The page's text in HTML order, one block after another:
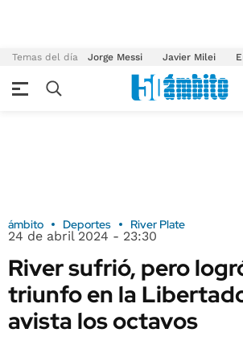
Temas del día Jorge Messi Javier Milei
ámbito Deportes River Plate
24 de abril 2024 - 23:30
River sufrió, pero
triunfo en la
avista los octavos